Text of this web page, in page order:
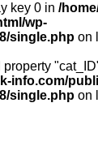
key 0 in /
wp-
single.php on
property
info.com/
single.php on